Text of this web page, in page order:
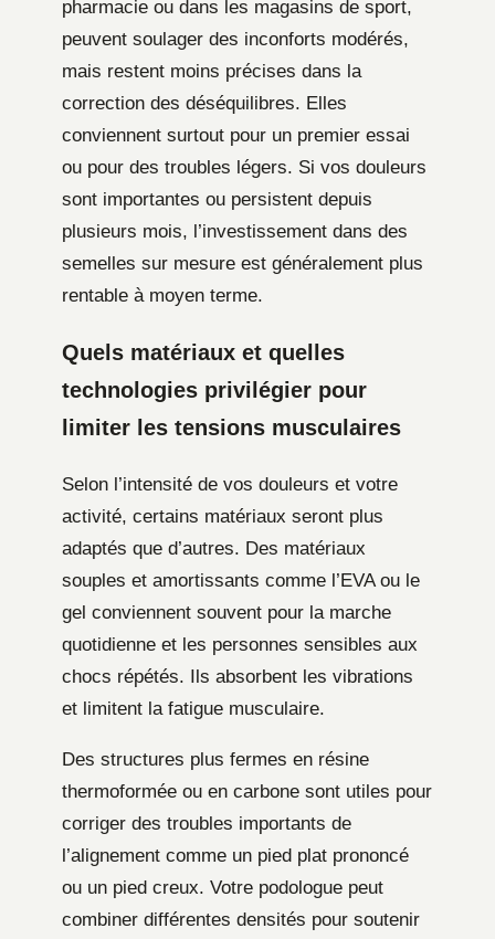
pharmacie ou dans les magasins de sport,
peuvent soulager des inconforts modérés,
mais restent moins précises dans la
correction des déséquilibres. Elles
conviennent surtout pour un premier essai
ou pour des troubles légers. Si vos douleurs
sont importantes ou persistent depuis
plusieurs mois, l’investissement dans des
semelles sur mesure est généralement plus
rentable à moyen terme.
Quels matériaux et quelles
technologies privilégier pour
limiter les tensions musculaires
Selon l’intensité de vos douleurs et votre
activité, certains matériaux seront plus
adaptés que d’autres. Des matériaux
souples et amortissants comme l’EVA ou le
gel conviennent souvent pour la marche
quotidienne et les personnes sensibles aux
chocs répétés. Ils absorbent les vibrations
et limitent la fatigue musculaire.
Des structures plus fermes en résine
thermoformée ou en carbone sont utiles pour
corriger des troubles importants de
l’alignement comme un pied plat prononcé
ou un pied creux. Votre podologue peut
combiner différentes densités pour soutenir